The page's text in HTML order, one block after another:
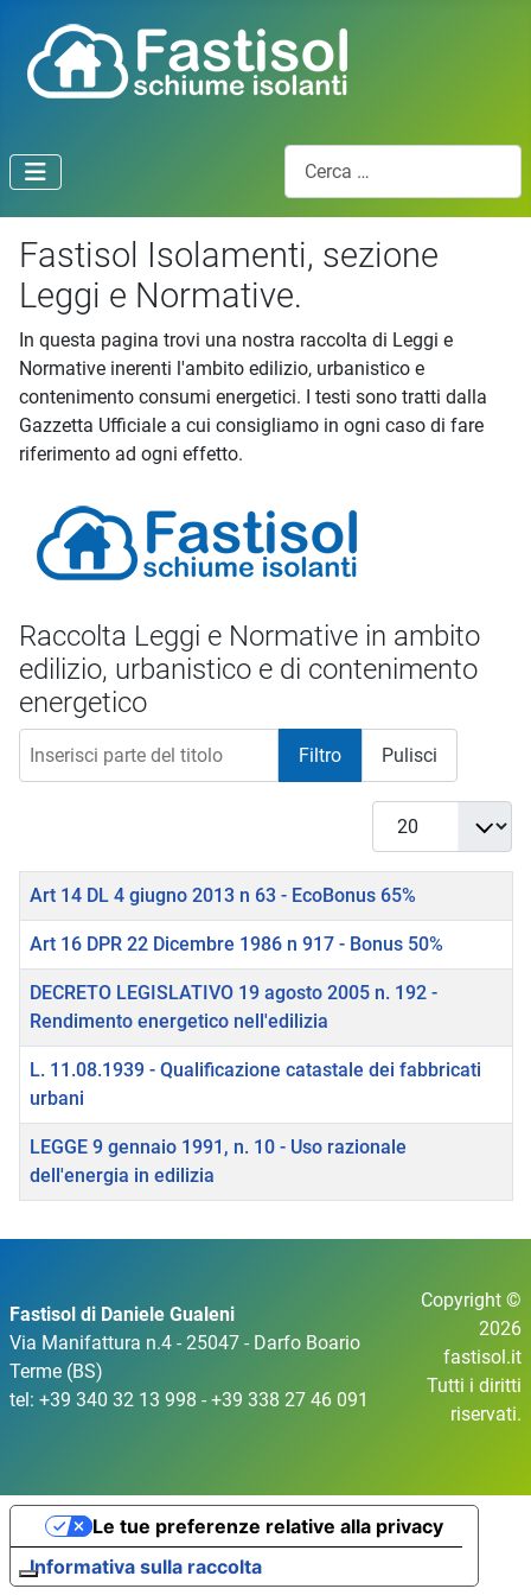
Fastisol Isolamenti, sezione
Leggi e Normative.
In questa pagina trovi una nostra raccolta di Leggi e
Normative inerenti l'ambito edilizio, urbanistico e
contenimento consumi energetici. I testi sono tratti dalla
Gazzetta Ufficiale a cui consigliamo in ogni caso di fare
riferimento ad ogni effetto.
Raccolta Leggi e Normative in ambito
edilizio, urbanistico e di contenimento
energetico
Filtro Pulisci
Visualizza #
Titolo
Art 14 DL 4 giugno 2013 n 63 - EcoBonus 65%
Art 16 DPR 22 Dicembre 1986 n 917 - Bonus 50%
DECRETO LEGISLATIVO 19 agosto 2005 n. 192 -
Rendimento energetico nell'edilizia
L. 11.08.1939 - Qualificazione catastale dei fabbricati
urbani
LEGGE 9 gennaio 1991, n. 10 - Uso razionale
dell'energia in edilizia
Fastisol di Daniele Gualeni
Via Manifattura n.4 - 25047 - Darfo Boario
Terme (BS)
tel: +39 340 32 13 998 - +39 338 27 46 091
Copyright ©
2026
fastisol.it
Tutti i diritti
riservati.
Informativa sulla raccolta
Le tue preferenze relative alla privacy